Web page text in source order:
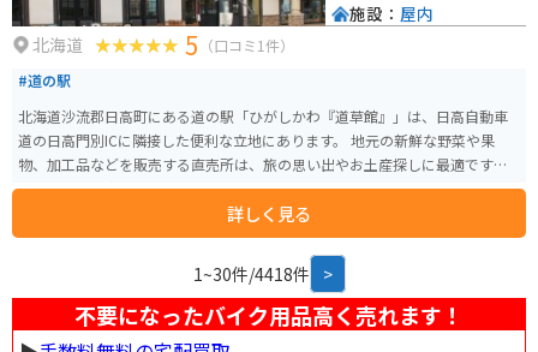
北海道 5 （口コミ1件）
#道の駅
北海道沙流郡日高町にある道の駅「ひがしかわ『道草館』」は、日高自動車
道の日高門別ICに隣接した便利な立地にあります。 地元の新鮮な野菜や果
物、加工品などを販売する直売所は、旅の思い出やお土産探しに最適です。
特に、日高地方は良質なサラブレッドの産地として知られており、馬肉を使
った珍しい商品も見つかります。 軽食コーナーでは、地元産の食材を使った
料理や軽食を楽しむことができます。 日高昆布ラーメンやジンギスカン丼な
車場があるので安心です。 道の駅からは、広大な牧場風景や日高山脈の雄大
な景色を楽しむことができます。 周辺には、競走馬の育成牧場や乗馬体験施
設などもあり、馬との触れ合いを楽しむこともできます。 ドライブやツーリ
詳しく見る
施設： 屋内
1~30件/4418件 >
不要になったバイク用品高く売れます！